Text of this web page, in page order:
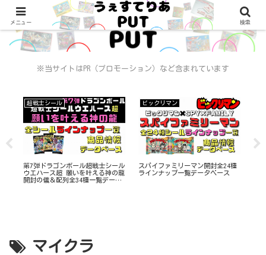
※当サイトはPR（プロモーション）など含まれています
超戦士シール
第7弾ドラゴンボール超戦士シール
ウエハース超 願いを叶える神の龍
開封の儀＆配列全34種一覧データ
ビックリマン
スパイファミリーマン開封全24種
ラインナップ一覧データベース
マイクラ
メニュー 検索